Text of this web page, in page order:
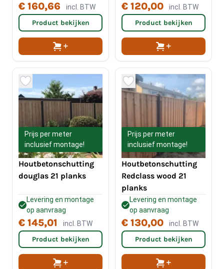
€ 160,66 incl. BTW
Product bekijken
€ 120,00 incl. BTW
Product bekijken
Prijs per meter
inclusief montage!
Houtbetonschutting
douglas 21 planks
Levering en montage
op aanvraag
€ 145,01 incl. BTW
Product bekijken
Prijs per meter
inclusief montage!
Houtbetonschutting
Redclass wood 21
planks
Levering en montage
op aanvraag
€ 130,00 incl. BTW
Product bekijken